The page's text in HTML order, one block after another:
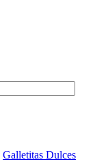
Galletitas Dulces